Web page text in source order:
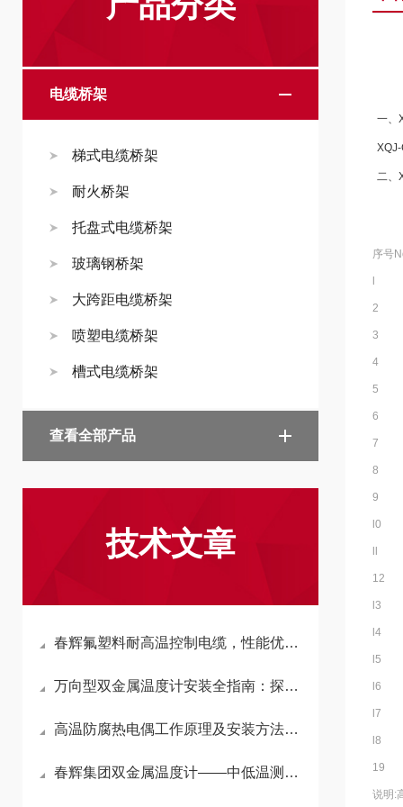
电缆桥架
梯式电缆桥架
耐火桥架
托盘式电缆桥架
玻璃钢桥架
大跨距电缆桥架
喷塑电缆桥架
槽式电缆桥架
查看全部产品
技术文章
春辉氟塑料耐高温控制电缆，性能优秀，应用广泛
万向型双金属温度计安装全指南：探杆长度、万向角度、密封方式，一步选对不返工
高温防腐热电偶工作原理及安装方法，工业现场测温使用指南
春辉集团双金属温度计——中低温测量领域的可靠之选
一、
二、
序号
2
3
4
5
6
7
8
9
l0
12
l3
l4
l5
l6
l7
l8
19
说明: